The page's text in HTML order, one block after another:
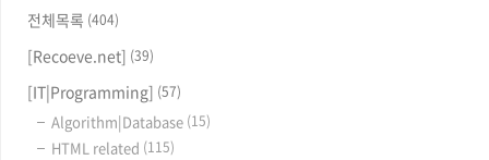
전체목록 (404)
[Recoeve.net] (39)
[IT|Programming] (57)
Algorithm|Database (15)
HTML related (115)